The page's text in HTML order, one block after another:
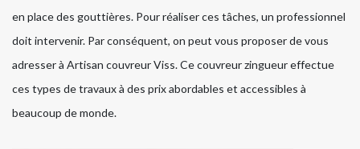
en place des gouttières. Pour réaliser ces tâches, un professionnel
doit intervenir. Par conséquent, on peut vous proposer de vous
adresser à Artisan couvreur Viss. Ce couvreur zingueur effectue
ces types de travaux à des prix abordables et accessibles à
beaucoup de monde.